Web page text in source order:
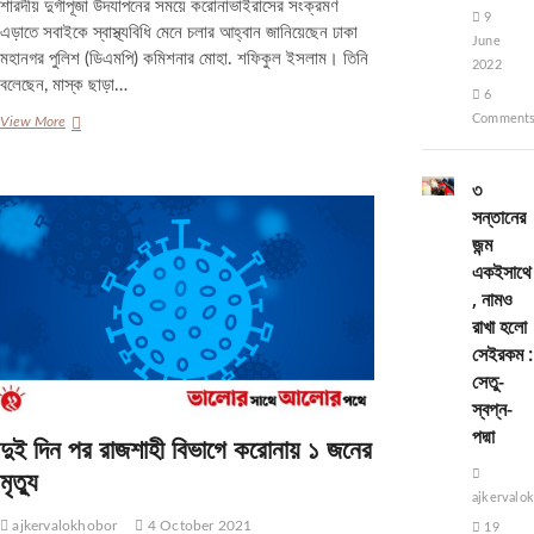
শারদীয় দুর্গাপূজা উদযাপনের সময়ে করোনাভাইরাসের সংক্রমণ
এড়াতে সবাইকে স্বাস্থ্যবিধি মেনে চলার আহ্বান জানিয়েছেন ঢাকা
মহানগর পুলিশ (ডিএমপি) কমিশনার মোহা. শফিকুল ইসলাম। তিনি
বলেছেন, মাস্ক ছাড়া…
View Moreমাস্ক
দুই দিন পর রাজশাহী বিভাগে করোনায় ১ জনের
মৃত্যু
ajkervalokhobor 4 October 2021
9
June
2022
6
৩
সন্তানের
জন্ম
একইসাথে
, নামও
রাখা হলো
সেইরকম :
সেতু-
স্বপ্ন-
পদ্মা
19